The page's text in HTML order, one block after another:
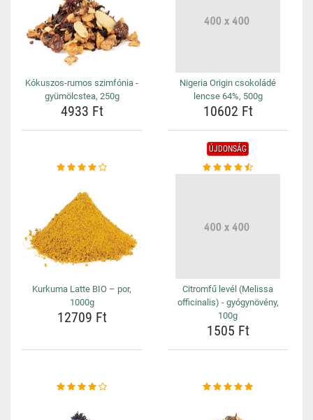
Kókuszos-rumos szimfónia -
gyümölcstea, 250g
4933 Ft
Nigeria Origin csokoládé
lencse 64%, 500g
10602 Ft
Kurkuma Latte BIO – por,
1000g
12709 Ft
ÚJDONSÁG
Citromfű levél (Melissa
officinalis) - gyógynövény,
100g
1505 Ft